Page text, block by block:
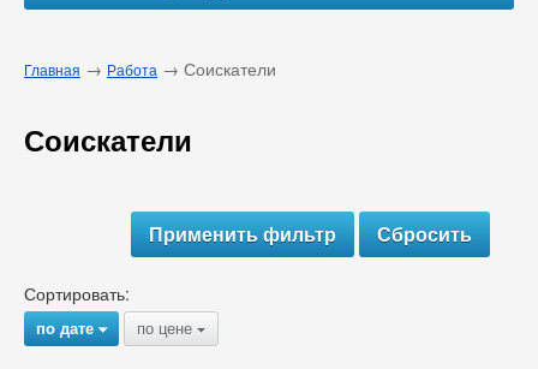
Главная → Работа → Соискатели
Соискатели
Сортировать:
по дате{ по цене {